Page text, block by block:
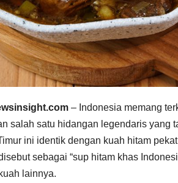
– Indonesia memang
salah satu hidangan legendaris yang
ini identik dengan kuah hitam
sebagai “sup hitam khas
lainnya.